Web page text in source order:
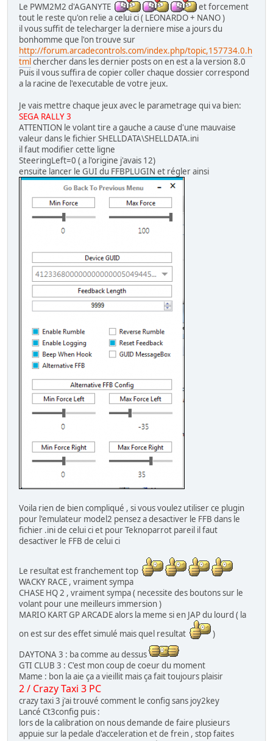
Le PWM2M2 d'AGANYTE
et forcement
tout le reste qu'on relie a celui ci ( LEONARDO + NANO )
il vous suffit de telecharger la derniere mise a jours du
bonhomme que l'on trouve sur
http://forum.arcadecontrols.com/index.php/topic,157734.0.h
tmlchercher dans les dernier posts on en est a la version 8.0
Puis il vous suffira de copier coller chaque dossier correspond
a la racine de l'executable de votre jeux.
Je vais mettre chaque jeux avec le parametrage qui va bien:
SEGA RALLY 3
ATTENTION le volant tire a gauche a cause d'une mauvaise
valeur dans le fichier SHELLDATA\SHELLDATA.ini
il faut modifier cette ligne
SteeringLeft=0 ( a l'origine j'avais 12)
ensuite lancer le GUI du FFBPLUGIN et régler ainsi
Voila rien de bien compliqué , si vous voulez utiliser ce plugin
pour l'emulateur model2 pensez a desactiver le FFB dans le
fichier .ini de celui ci et pour Teknoparrot pareil il faut
desactiver le FFB de celui ci
Le resultat est franchement top
WACKY RACE , vraiment sympa
CHASE HQ 2 , vraiment sympa ( necessite des boutons sur le
volant pour une meilleurs immersion )
MARIO KART GP ARCADE alors la meme si en JAP du lourd ( la
on est sur des effet simulé mais quel resultat
)
DAYTONA 3 : ba comme au dessus
GTI CLUB 3 : C'est mon coup de coeur du moment
Mame : bon la aie ça a vieillit mais ça fait toujours plaisir
2 / Crazy Taxi 3 PC
crazy taxi 3 j'ai trouvé comment le config sans joy2key
Lancé Ct3config puis :
lors de la calibration on nous demande de faire plusieurs
appuie sur la pedale d'acceleration et de frein , stop faites